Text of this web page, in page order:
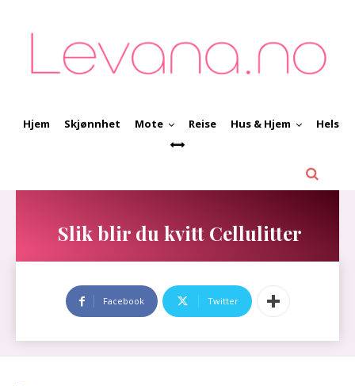
Hjem Skjønnhet Mote Reise Hus & Hjem Helse
Slik blir du kvitt Cellulitter
Facebook Twitter